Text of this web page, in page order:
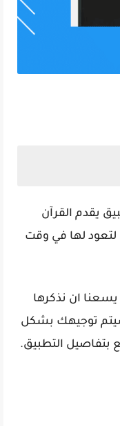
يقدم القرآن
لتعود لها في وقت
يسعنا ان نذكرها
توجيهك بشكل
بتفاصيل التطبيق.